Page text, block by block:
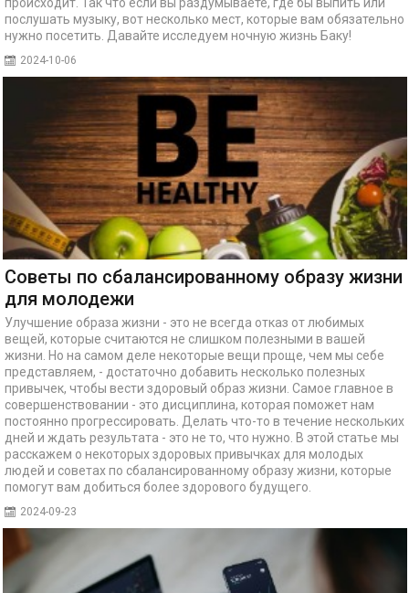
послушать музыку, вот несколько мест, которые вам обязательно
нужно посетить. Давайте исследуем ночную жизнь Баку!
2024-10-06
Советы по сбалансированному образу жизни
для молодежи
Улучшение образа жизни - это не всегда отказ от любимых
вещей, которые считаются не слишком полезными в вашей
жизни. Но на самом деле некоторые вещи проще, чем мы себе
представляем, - достаточно добавить несколько полезных
привычек, чтобы вести здоровый образ жизни. Самое главное в
совершенствовании - это дисциплина, которая поможет нам
постоянно прогрессировать. Делать что-то в течение нескольких
дней и ждать результата - это не то, что нужно. В этой статье мы
расскажем о некоторых здоровых привычках для молодых
людей и советах по сбалансированному образу жизни, которые
помогут вам добиться более здорового будущего.
2024-09-23